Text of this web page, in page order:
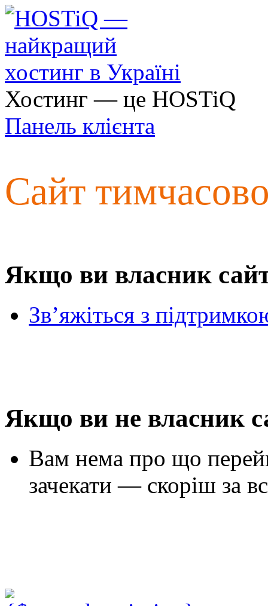
Хостинг — це HOSTiQ
Панель клієнта
Сайт
Якщо ви власник
Зв’яжіться з
Якщо ви не власник
Вам нема про що
зачекати — скоріш за